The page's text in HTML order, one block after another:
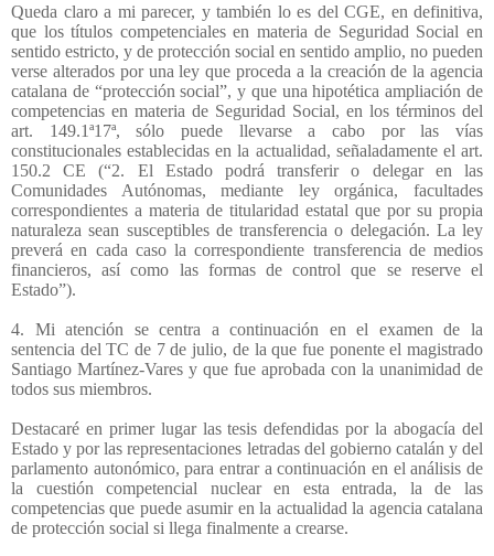
Queda claro a mi parecer, y también lo es del CGE, en definitiva,
que los títulos competenciales en materia de Seguridad Social en
sentido estricto, y de protección social en sentido amplio, no pueden
verse alterados por una ley que proceda a la creación de la agencia
catalana de “protección social”, y que una hipotética ampliación de
competencias en materia de Seguridad Social, en los términos del
art. 149.1ª17ª, sólo puede llevarse a cabo por las vías
constitucionales establecidas en la actualidad, señaladamente el art.
150.2 CE (“2. El Estado podrá transferir o delegar en las
Comunidades Autónomas, mediante ley orgánica, facultades
correspondientes a materia de titularidad estatal que por su propia
naturaleza sean susceptibles de transferencia o delegación. La ley
preverá en cada caso la correspondiente transferencia de medios
financieros, así como las formas de control que se reserve el
Estado”).
4. Mi atención se centra a continuación en el examen de la
sentencia del TC de 7 de julio, de la que fue ponente el magistrado
Santiago Martínez-Vares y que fue aprobada con la unanimidad de
todos sus miembros.
Destacaré en primer lugar las tesis defendidas por la abogacía del
Estado y por las representaciones letradas del gobierno catalán y del
parlamento autonómico, para entrar a continuación en el análisis de
la cuestión competencial nuclear en esta entrada, la de las
competencias que puede asumir en la actualidad la agencia catalana
de protección social si llega finalmente a crearse.